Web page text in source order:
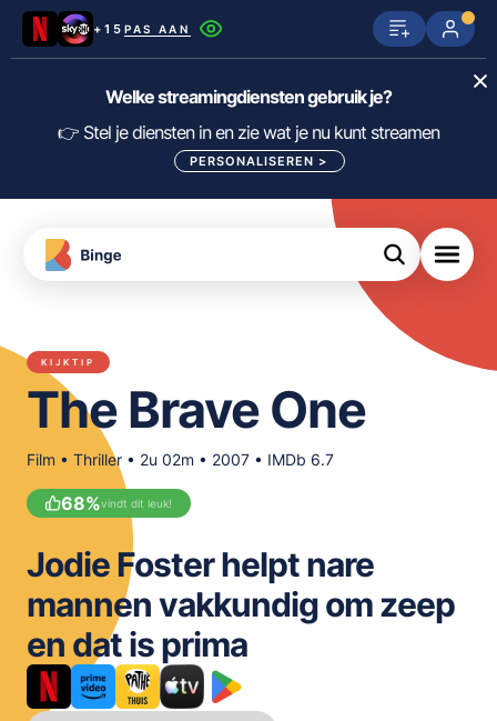
+15 PAS AAN
Netflix SkyShowtime Prime Video
Disney+ Videoland HBO Max
Viaplay Apple TV
KIJK
meJane
FILTER FILMS EN SERIES OP MIJN
ALLES/NIETS SELECTEREN
Welke streamingdiensten gebruik je?
👉 Stel je diensten in en zie wat je nu kunt streamen
PERSONALISEREN >
Download
App
KIJKTIP
The Brave One
Film • Thriller • 2u 02m • 2007 • IMDb 6.7
68%vindt dit leuk!
Jodie Foster helpt nare
mannen vakkundig om zeep
en dat is prima